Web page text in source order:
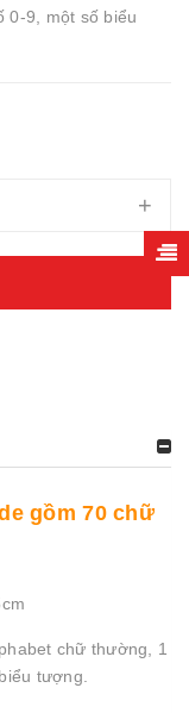
0-9, một số biểu
+
gồm 70 chữ
chữ thường, 1
tượng.